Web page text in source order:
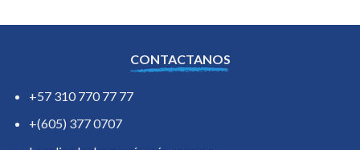
CONTACTANOS
+57 310 770 77 77
+(605) 377 0707